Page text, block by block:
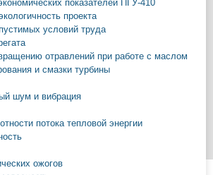
показателей ПГУ-410
проекта
условий труда
отравлений при работе с маслом
и смазки турбины
шум и вибрация
потока тепловой энергии
ожогов